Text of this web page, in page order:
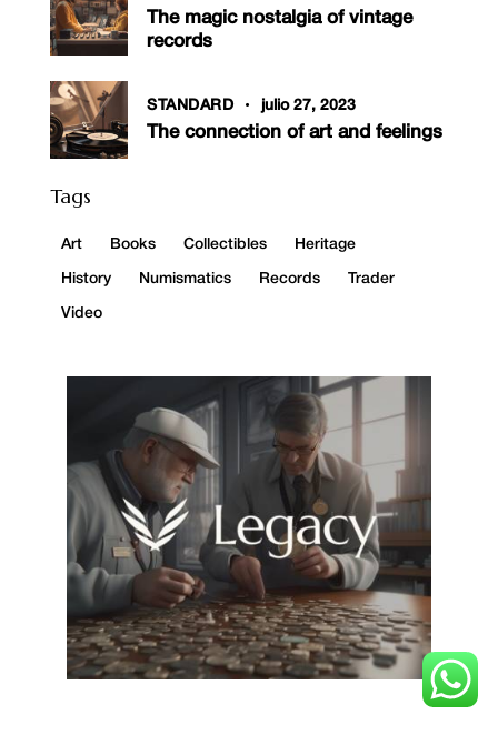
The magic nostalgia of vintage
records
STANDARD julio 27, 2023
The connection of art and feelings
Tags
Art Books Collectibles Heritage
History Numismatics Records Trader
Video